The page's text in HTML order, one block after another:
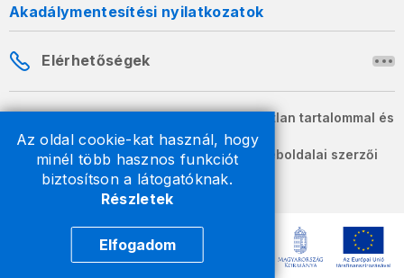
Az oldal cookie-kat használ, hogy
minél több hasznos funkciót
biztosítson a látogatóknak.
Részletek
Elfogadom
Akadálymentesítési nyilatkozatok
Elérhetőségek
A honlapon szereplő információk változatlan tartalommal és
formában szabadon terjeszthetők.
2026 © A Nemzeti Adó- és Vámhivatal weboldalai szerzői
jogvédelem alatt állnak.